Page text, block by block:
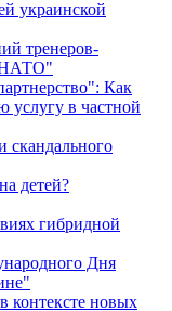
украинской
тренеров-
НАТО"
Как
услугу в частной
скандального
детей?
гибридной
Дня
контексте новых